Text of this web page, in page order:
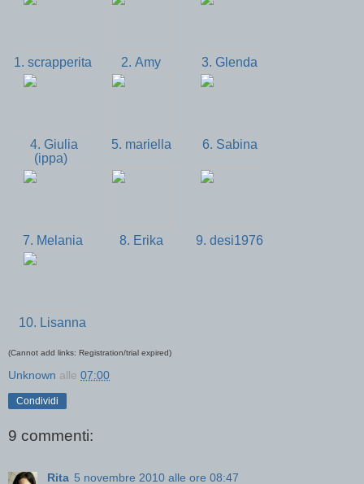
1. scrapperita 2. Amy 3. Glenda
4. Giulia
(ippa)
5. mariella 6. Sabina
7. Melania 8. Erika 9. desi1976
10. Lisanna
(Cannot add links: Registration/trial expired)
Unknown alle 07:00
Condividi
9 commenti:
Rita 5 novembre 2010 alle ore 08:47